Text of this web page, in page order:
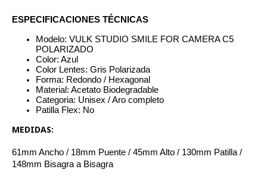
ESPECIFICACIONES TÉCNICAS
Modelo: VULK STUDIO SMILE FOR CAMERA C5
POLARIZADO
Color: Azul
Color Lentes: Gris Polarizada
Forma: Redondo / Hexagonal
Material: Acetato Biodegradable
Categoria: Unisex / Aro completo
Patilla Flex: No
MEDIDAS:
61mm Ancho / 18mm Puente / 45mm Alto / 130mm Patilla /
148mm Bisagra a Bisagra